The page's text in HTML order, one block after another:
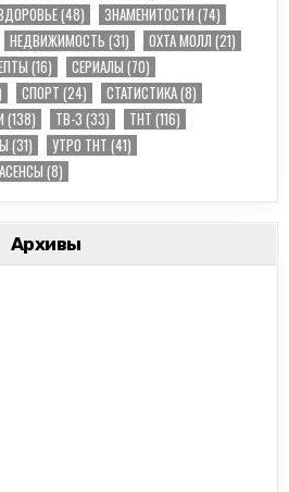
(48) ЗНАМЕНИТОСТИ (74)
НЕДВИЖИМОСТЬ (31) ОХТА МОЛЛ (21)
(16) СЕРИАЛЫ (70)
СПОРТ (24) СТАТИСТИКА(8)
(138) ТВ-3 (33) ТНТ (116)
(31) УТРО ТНТ (41)
(8)
Архивы